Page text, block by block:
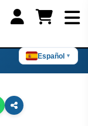
Español ▼